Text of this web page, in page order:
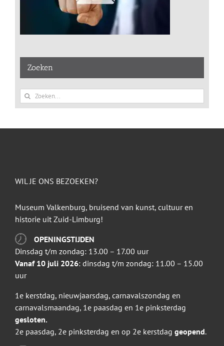
Zoeken
Zoeken
naar:
WIL JE ONS BEZOEKEN?
Museum Valkenburg, bruisend van kunst, cultuur en
historie uit Zuid-Limburg!
OPENINGSTIJDEN
Dinsdag t/m zondag: 13.00 – 17.00 uur
Vanaf 10 juli 2026: dinsdag t/m zondag: 11.00 – 15.00
uur
1e kerstdag, nieuwjaarsdag, carnavalszondag en
carnavalsmaandag, 1e paasdag en 1e pinksterdag
gesloten.
2e paasdag, 2e pinksterdag en op 2e kerstdag geopend.